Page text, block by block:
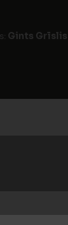
Gints Grīslis